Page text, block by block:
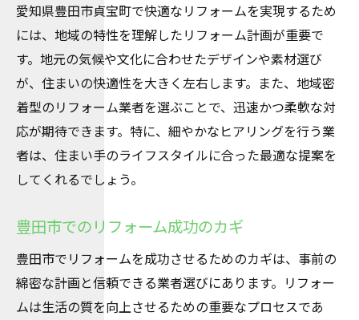
愛知県豊田市貞宝町で快適なリフォームを実現するため
には、地域の特性を理解したリフォーム計画が重要で
す。地元の気候や文化に合わせたデザインや素材選び
が、住まいの快適性を大きく左右します。また、地域密
着型のリフォーム業者を選ぶことで、迅速かつ柔軟な対
応が期待できます。特に、細やかなヒアリングを行う業
者は、住まい手のライフスタイルに合った最適な提案を
してくれるでしょう。
豊田市でのリフォーム成功のカギ
豊田市でリフォームを成功させるためのカギは、事前の
綿密な計画と信頼できる業者選びにあります。リフォー
ムは生活の質を向上させるための重要なプロセスであ